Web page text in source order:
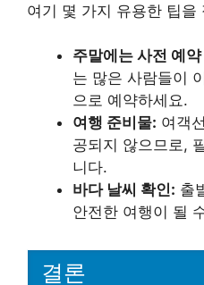
여기 몇 가지 유용한 팁을
주말에는 사전 예
는 많은 사람들이
으로 예약하세요.
여행 준비물: 여객
공되지 않으므로,
니다.
바다 날씨 확인: 출
안전한 여행이 될
결론